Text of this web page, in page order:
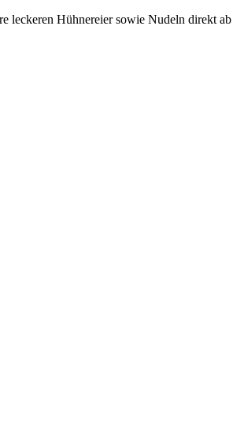
leckeren Hühnereier sowie Nudeln direkt